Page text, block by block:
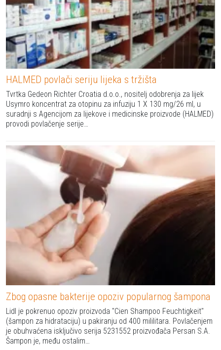
HALMED povlači seriju lijeka s tržišta
Tvrtka Gedeon Richter Croatia d.o.o., nositelj odobrenja za lijek
Usymro koncentrat za otopinu za infuziju 1 X 130 mg/26 ml, u
suradnji s Agencijom za lijekove i medicinske proizvode (HALMED)
provodi povlačenje serije…
Zbog opasne bakterije opoziv popularnog šampona
Lidl je pokrenuo opoziv proizvoda "Cien Shampoo Feuchtigkeit"
(šampon za hidrataciju) u pakiranju od 400 mililitara. Povlačenjem
je obuhvaćena isključivo serija 5231552 proizvođača Persan S.A.
Šampon je, među ostalim…